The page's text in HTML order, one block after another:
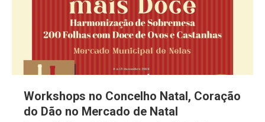
Workshops no Concelho Natal, Coração
do Dão no Mercado de Natal